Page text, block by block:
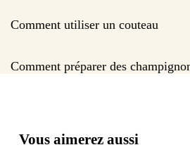
Comment utiliser un couteau
Comment préparer des
Vous aimerez aussi